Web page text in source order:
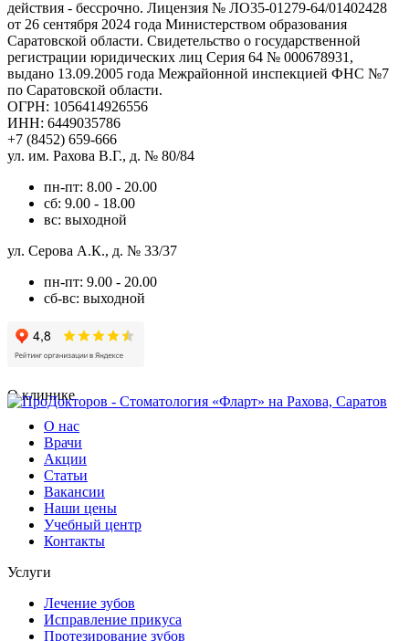
действия - бессрочно. Лицензия № ЛО35-01279-64/01402428
от 26 сентября 2024 года Министерством образования
Саратовской области. Свидетельство о государственной
регистрации юридических лиц Серия 64 № 000678931,
выдано 13.09.2005 года Межрайонной инспекцией ФНС №7
по Саратовской области.
ОГРН: 1056414926556
ИНН: 6449035786
+7 (8452) 659-666
ул. им. Рахова В.Г., д. № 80/84
пн-пт: 8.00 - 20.00
сб: 9.00 - 18.00
вс: выходной
ул. Серова А.К., д. № 33/37
пн-пт: 9.00 - 20.00
сб-вс: выходной
О клинике
О нас
Врачи
Акции
Статьи
Вакансии
Наши цены
Учебный центр
Контакты
Услуги
Лечение зубов
Исправление прикуса
Протезирование зубов